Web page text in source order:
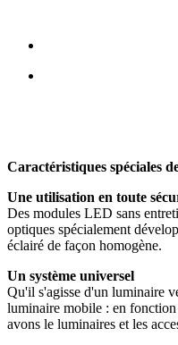
Caractéristiques spéciales
Une utilisation en toute
Des modules LED sans
optiques spécialement
éclairé de façon homogène.
Un système universel
Qu'il s'agisse d'un luminaire
luminaire mobile : en
avons le luminaires et les